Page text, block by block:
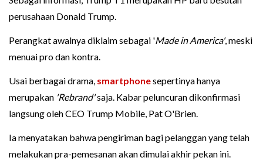
perusahaan Donald Trump.
Perangkat awalnya diklaim sebagai 'Made in America', meski
menuai pro dan kontra.
Usai berbagai drama, smartphonesepertinya hanya
merupakan 'Rebrand'saja. Kabar peluncuran dikonfirmasi
langsung oleh CEO Trump Mobile, Pat O'Brien.
Ia menyatakan bahwa pengiriman bagi pelanggan yang telah
melakukan pra-pemesanan akan dimulai akhir pekan ini.